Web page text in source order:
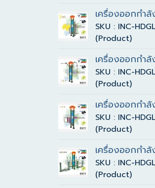
เครื่องออกกำ
SKU : INC-
(Product)
เครื่องออกกำ
SKU : INC-
(Product)
เครื่องออกกำ
SKU : INC-
(Product)
เครื่องออกกำ
SKU : INC-
(Product)